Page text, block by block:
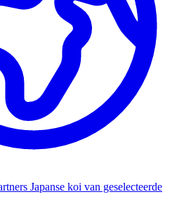
Japanse koi van geselecteerde